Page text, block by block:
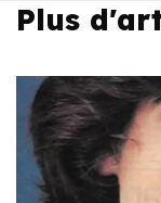
Plus